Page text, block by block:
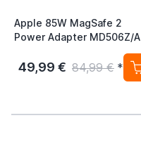
Apple 85W MagSafe 2
Power Adapter MD506Z/A
49,99 € 84,99 € *